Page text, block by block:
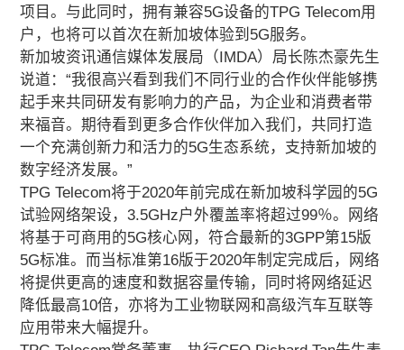
项目。与此同时，拥有兼容5G设备的TPG Telecom用
户，也将可以首次在新加坡体验到5G服务。
新加坡资讯通信媒体发展局（IMDA）局长陈杰豪先生
说道：“我很高兴看到我们不同行业的合作伙伴能够携
起手来共同研发有影响力的产品，为企业和消费者带
来福音。期待看到更多合作伙伴加入我们，共同打造
一个充满创新力和活力的5G生态系统，支持新加坡的
数字经济发展。”
TPG Telecom将于2020年前完成在新加坡科学园的5G
试验网络架设，3.5GHz户外覆盖率将超过99％。网络
将基于可商用的5G核心网，符合最新的3GPP第15版
5G标准。而当标准第16版于2020年制定完成后，网络
将提供更高的速度和数据容量传输，同时将网络延迟
降低最高10倍，亦将为工业物联网和高级汽车互联等
应用带来大幅提升。